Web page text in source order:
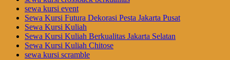
sewa kursi event
Sewa Kursi Futura Dekorasi Pesta Jakarta Pusat
Sewa Kursi Kuliah
Sewa Kursi Kuliah Berkualitas Jakarta Selatan
Sewa Kursi Kuliah Chitose
sewa kursi scramble